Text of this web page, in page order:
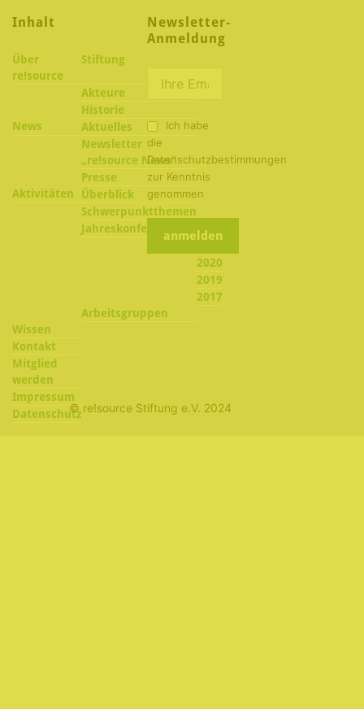
Inhalt
Über
re!source
Stiftung
Akteure
Historie
News
Aktuelles
Newsletter
„re!source News“
Presse
Aktivitäten
Überblick
Schwerpunktthemen
Jahreskonferenzen
2022
2020
2019
2017
Arbeitsgruppen
Wissen
Kontakt
Mitglied
werden
Impressum
Datenschutz
Newsletter-
Anmeldung
Ich habe
die
Datenschutzbestimmungen
zur Kenntnis
genommen
© re!source Stiftung e.V. 2024